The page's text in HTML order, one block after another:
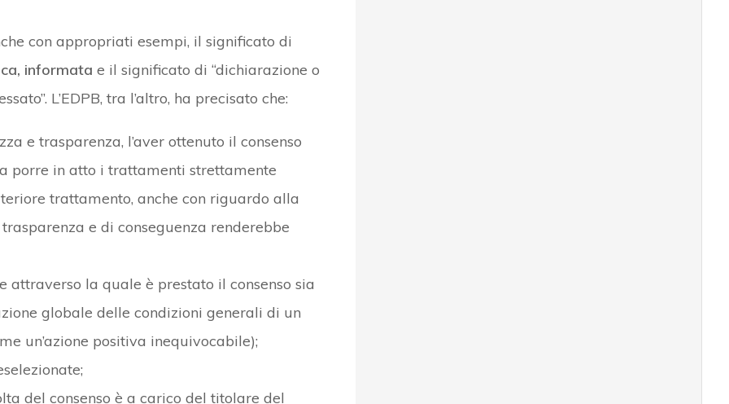
con appropriati esempi, il significato di
informata e il significato di “dichiarazione o
L’EDPB, tra l’altro, ha precisato che:
e trasparenza, l’aver ottenuto il consenso
porre in atto i trattamenti strettamente
trattamento, anche con riguardo alla
e di conseguenza renderebbe
attraverso la quale è prestato il consenso sia
globale delle condizioni generali di un
un’azione positiva inequivocabile);
del consenso è a carico del titolare del